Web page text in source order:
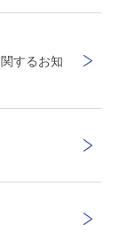
するお知